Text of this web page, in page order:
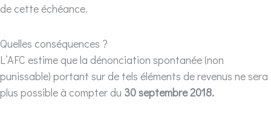
de cette échéance.
Quelles conséquences ?
L’AFC estime que la dénonciation spontanée (non
punissable) portant sur de tels éléments de revenus ne sera
plus possible à compter du 30 septembre 2018.